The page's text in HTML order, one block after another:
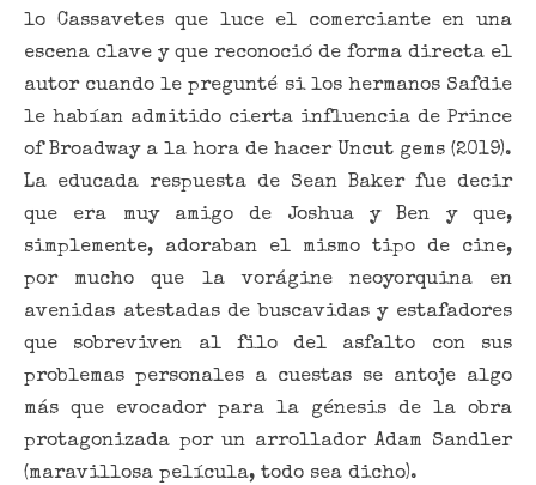
lo Cassavetes que luce el comerciante en una
escena clave y que reconoció de forma directa el
autor cuando le pregunté si los hermanos Safdie
le habían admitido cierta influencia de Prince
of Broadway a la hora de hacer Uncut gems (2019).
La educada respuesta de Sean Baker fue decir
que era muy amigo de Joshua y Ben y que,
simplemente, adoraban el mismo tipo de cine,
por mucho que la vorágine neoyorquina en
avenidas atestadas de buscavidas y estafadores
que sobreviven al filo del asfalto con sus
problemas personales a cuestas se antoje algo
más que evocador para la génesis de la obra
protagonizada por un arrollador Adam Sandler
(maravillosa película, todo sea dicho).